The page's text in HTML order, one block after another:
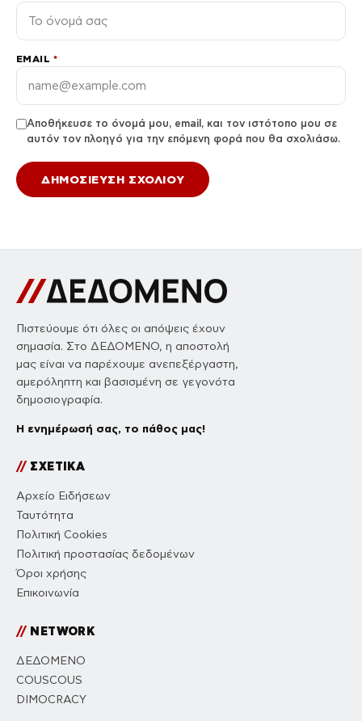
EMAIL *
Αποθήκευσε το όνομά μου, email, και τον ιστότοπο μου σε
αυτόν τον πλοηγό για την επόμενη φορά που θα σχολιάσω.
Πιστεύουμε ότι όλες οι απόψεις έχουν
σημασία. Στο ΔΕΔΟΜΕΝΟ, η αποστολή
μας είναι να παρέχουμε ανεπεξέργαστη,
αμερόληπτη και βασισμένη σε γεγονότα
δημοσιογραφία.
Η ενημέρωσή σας, το πάθος μας!
//ΣΧΕΤΙΚΑ
Αρχείο Ειδήσεων
Ταυτότητα
Πολιτική Cookies
Πολιτική προστασίας δεδομένων
Όροι χρήσης
Επικοινωνία
//NETWORK
ΔΕΔΟΜΕΝΟ
COUSCOUS
DIMOCRACY